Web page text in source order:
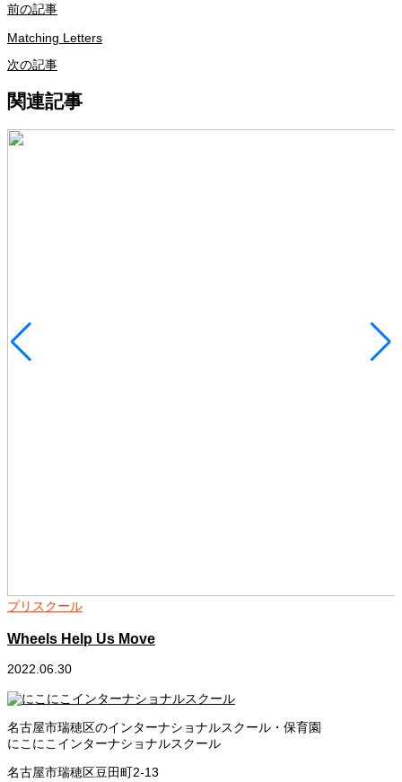
前の記事
Matching Letters
次の記事
関連記事
プリスクール
Wheels Help Us Move
2022.06.30
名古屋市瑞穂区のインターナショナルスクール・保育園
にこにこインターナショナルスクール
名古屋市瑞穂区豆田町2-13